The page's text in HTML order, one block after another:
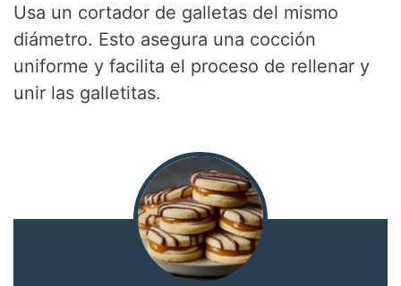
Usa un cortador de galletas del mismo
diámetro. Esto asegura una cocción
uniforme y facilita el proceso de rellenar y
unir las galletitas.